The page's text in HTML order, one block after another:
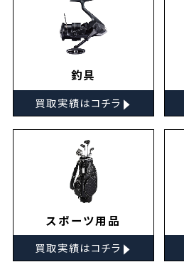
釣具
買取実績はコチラ ▸
スポーツ用品
買取実績はコチラ ▸